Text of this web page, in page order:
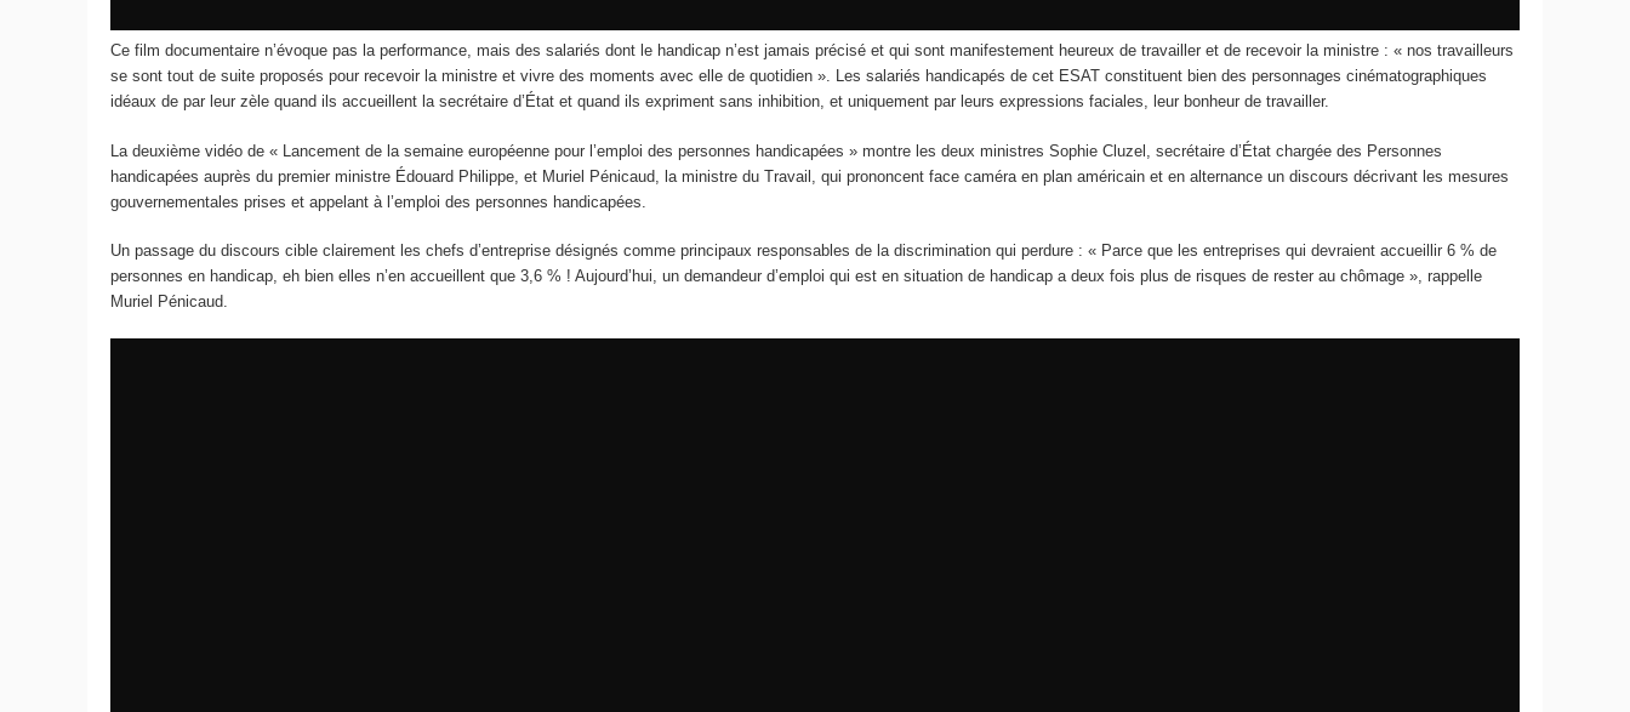
Ce film documentaire n’évoque pas la performance, mais des salariés dont le handicap n’est jamais précisé et qui sont manifestement heureux de travailler et de recevoir la ministre : « nos travailleurs
se sont tout de suite proposés pour recevoir la ministre et vivre des moments avec elle de quotidien ». Les salariés handicapés de cet ESAT constituent bien des personnages cinématographiques
idéaux de par leur zèle quand ils accueillent la secrétaire d’État et quand ils expriment sans inhibition, et uniquement par leurs expressions faciales, leur bonheur de travailler.
La deuxième vidéo de « Lancement de la semaine européenne pour l’emploi des personnes handicapées » montre les deux ministres Sophie Cluzel, secrétaire d’État chargée des Personnes
handicapées auprès du premier ministre Édouard Philippe, et Muriel Pénicaud, la ministre du Travail, qui prononcent face caméra en plan américain et en alternance un discours décrivant les mesures
gouvernementales prises et appelant à l’emploi des personnes handicapées.
Un passage du discours cible clairement les chefs d’entreprise désignés comme principaux responsables de la discrimination qui perdure : « Parce que les entreprises qui devraient accueillir 6 % de
personnes en handicap, eh bien elles n’en accueillent que 3,6 % ! Aujourd’hui, un demandeur d’emploi qui est en situation de handicap a deux fois plus de risques de rester au chômage », rappelle
Muriel Pénicaud.